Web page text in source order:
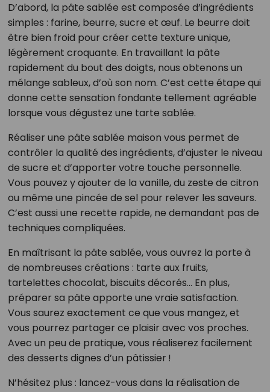
D’abord, la pâte sablée est composée d’ingrédients
simples : farine, beurre, sucre et œuf. Le beurre doit
être bien froid pour créer cette texture unique,
légèrement croquante. En travaillant la pâte
rapidement du bout des doigts, nous obtenons un
mélange sableux, d’où son nom. C’est cette étape qui
donne cette sensation fondante tellement agréable
lorsque vous dégustez une tarte sablée.
Réaliser une pâte sablée maison vous permet de
contrôler la qualité des ingrédients, d’ajuster le niveau
de sucre et d’apporter votre touche personnelle.
Vous pouvez y ajouter de la vanille, du zeste de citron
ou même une pincée de sel pour relever les saveurs.
C’est aussi une recette rapide, ne demandant pas de
techniques compliquées.
En maîtrisant la pâte sablée, vous ouvrez la porte à
de nombreuses créations : tarte aux fruits,
tartelettes chocolat, biscuits décorés… En plus,
préparer sa pâte apporte une vraie satisfaction.
Vous saurez exactement ce que vous mangez, et
vous pourrez partager ce plaisir avec vos proches.
Avec un peu de pratique, vous réaliserez facilement
des desserts dignes d’un pâtissier !
N’hésitez plus : lancez-vous dans la réalisation de